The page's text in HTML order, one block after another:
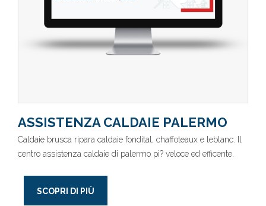
ASSISTENZA CALDAIE PALERMO
Caldaie brusca ripara caldaie fondital, chaffoteaux e leblanc. Il
centro assistenza caldaie di palermo pi? veloce ed efficente.
SCOPRI DI PIÙ